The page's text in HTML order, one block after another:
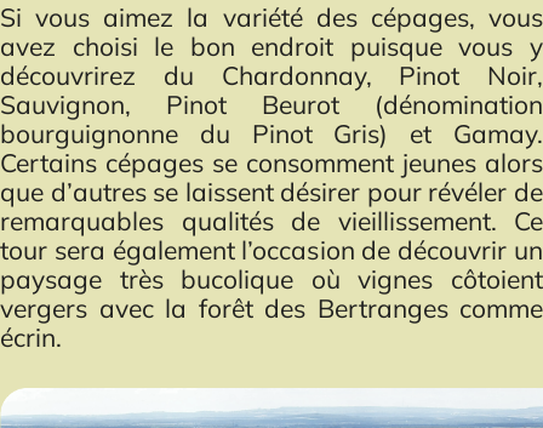
Si vous aimez la variété des cépages, vous
avez choisi le bon endroit puisque vous y
découvrirez du Chardonnay, Pinot Noir,
Sauvignon, Pinot Beurot (dénomination
bourguignonne du Pinot Gris) et Gamay.
Certains cépages se consomment jeunes alors
que d’autres se laissent désirer pour révéler de
remarquables qualités de vieillissement. Ce
tour sera également l’occasion de découvrir un
paysage très bucolique où vignes côtoient
vergers avec la forêt des Bertranges comme
écrin.